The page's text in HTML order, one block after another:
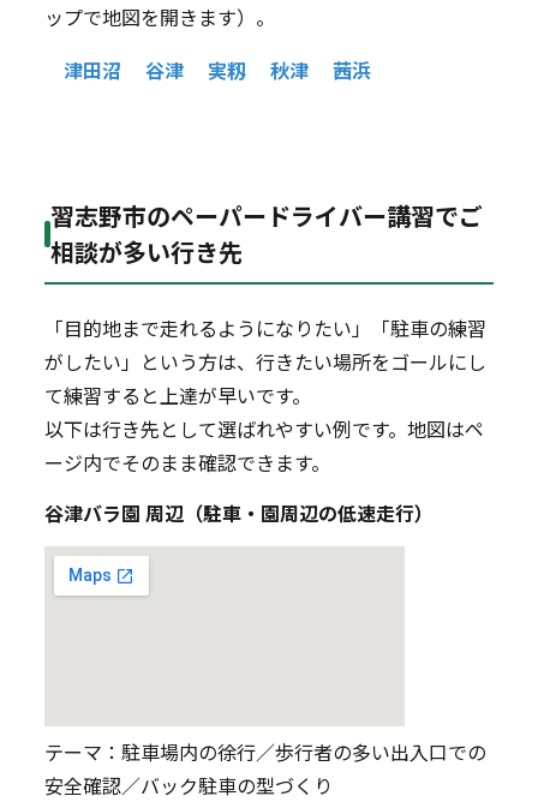
ップで地図を開きます）。
津田沼
谷津 実籾 秋津 茜浜
習志野市のペーパードライバー講習でご
相談が多い行き先
「目的地まで走れるようになりたい」「駐車の練習
がしたい」という方は、行きたい場所をゴールにし
て練習すると上達が早いです。
以下は行き先として選ばれやすい例です。地図はペ
ージ内でそのまま確認できます。
谷津バラ園 周辺（駐車・園周辺の低速走行）
テーマ：駐車場内の徐行／歩行者の多い出入口での
安全確認／バック駐車の型づくり